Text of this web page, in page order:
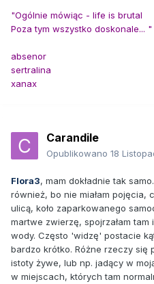
"Ogólnie mówiąc - life is brutal
Poza tym wszystko doskonale... "
absenor
sertralina
xanax
Carandile
Opublikowano 18
Flora3, mam dokładnie tak
również, bo nie miałam pojęcia,
ulicą, koło zaparkowanego
martwe zwierzę, spojrzałam tam
wody. Często 'widzę' postacie
bardzo krótko. Różne rzeczy się
istoty żywe, lub np. jadący w
w miejscach, których tam